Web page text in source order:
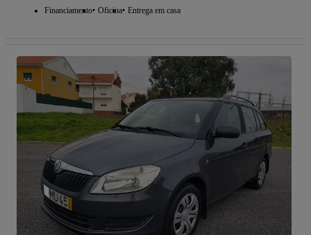
Financiamento Oficina Entrega em casa